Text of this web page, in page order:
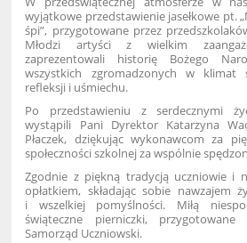
wyjątkowe przedstawienie jasełkowe pt.
śpi”, przygotowane przez
Młodzi artyści z wielkim
zaprezentowali historię Bożego
wszystkich zgromadzonych w klimat
refleksji i uśmiechu.
Po przedstawieniu z serdecznymi
wystąpili Pani Dyrektor Katarzyna
Płaczek, dziękując wykonawcom za
społeczności szkolnej za wspólnie
Zgodnie z piękną tradycją uczniowie i
opłatkiem, składając sobie nawzajem
i wszelkiej pomyślności. Miłą
świąteczne pierniczki,
Samorząd Uczniowski.